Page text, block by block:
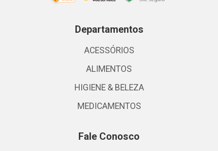
Departamentos
ACESSÓRIOS
ALIMENTOS
HIGIENE & BELEZA
MEDICAMENTOS
Fale Conosco